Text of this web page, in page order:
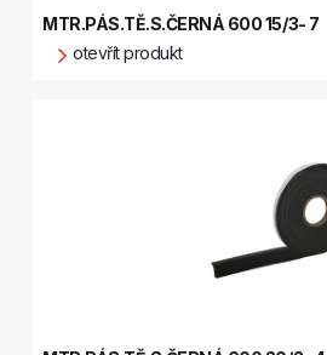
MTR.PÁS.TĚ.S.ČERNÁ 600 15/3- 7
otevřít produkt